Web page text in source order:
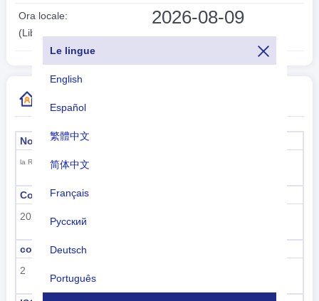
Le lingue
English
Español
繁體中文
简体中文
Français
Русский
Deutsch
Português
Ora locale:
(Libreville)
2026-08-09
08:08:28
Nome formale
la Repubblica del Gabon
Codice della sottoregione
202
codice regione
2